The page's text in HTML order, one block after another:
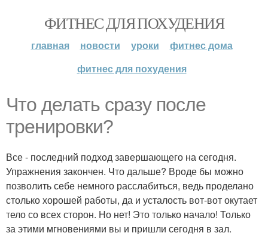
ФИТНЕС ДЛЯ ПОХУДЕНИЯ
главная новости уроки
фитнес дома
фитнес для похудения
Что делать сразу после
тренировки?
Все - последний подход завершающего на сегодня.
Упражнения закончен. Что дальше? Вроде бы можно
позволить себе немного расслабиться, ведь проделано
столько хорошей работы, да и усталость вот-вот окутает
тело со всех сторон. Но нет! Это только начало! Только
за этими мгновениями вы и пришли сегодня в зал.